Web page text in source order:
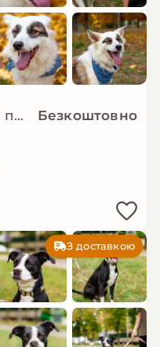
Молодий та особливий песик-позитивчик - Зорро! Безкоштовно
З доставкою